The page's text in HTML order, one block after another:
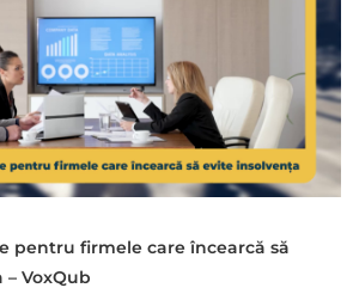
pentru firmele care încearcă să
VoxQub